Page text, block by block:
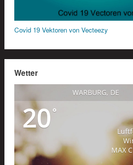
Covid 19 Vektoren von Vecteezy
Wetter
WARBURG, DE
20°
MAX